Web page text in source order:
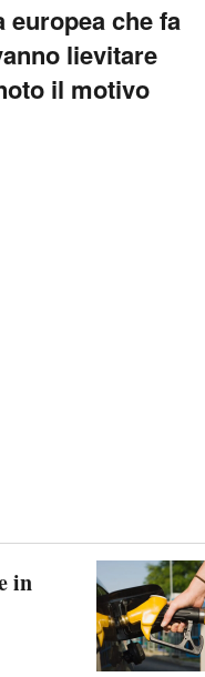
europea che fa
lievitare
il motivo
in